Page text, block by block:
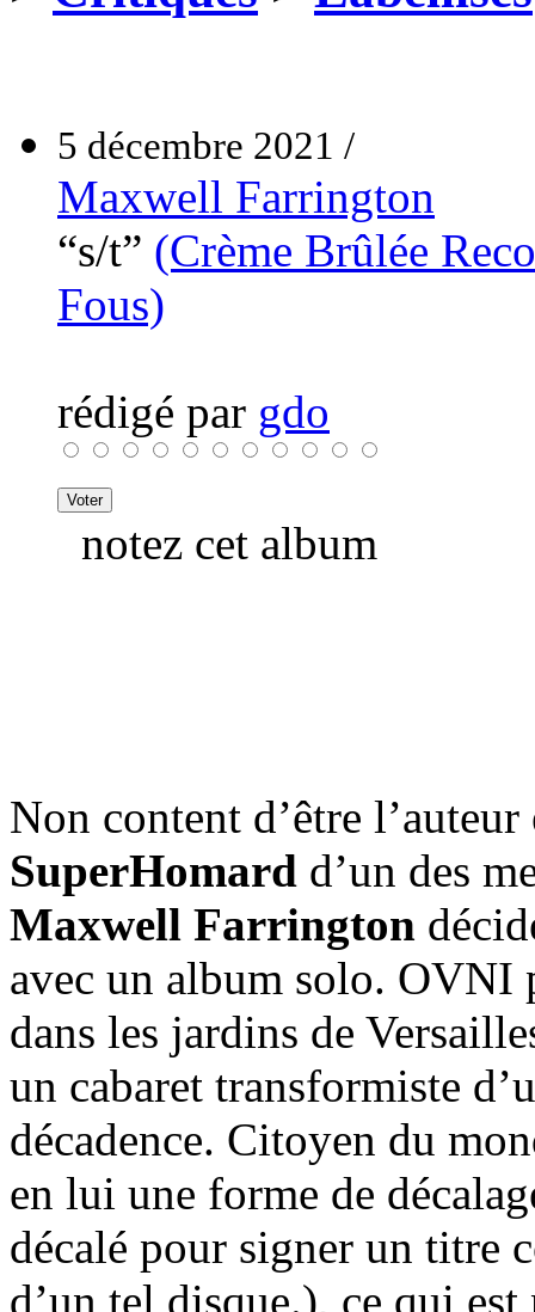
5 décembre 2021 /
Maxwell Farrington
“s/t” (Crème Brûlée
Fous)
rédigé par gdo
notez cet album
Non content d’être
SuperHomard d’un des
Maxwell Farrington
avec un album solo. OVNI
dans les jardins de
un cabaret transformiste
décadence. Citoyen du
en lui une forme de
décalé pour signer un titre
d’un tel disque.), ce qui